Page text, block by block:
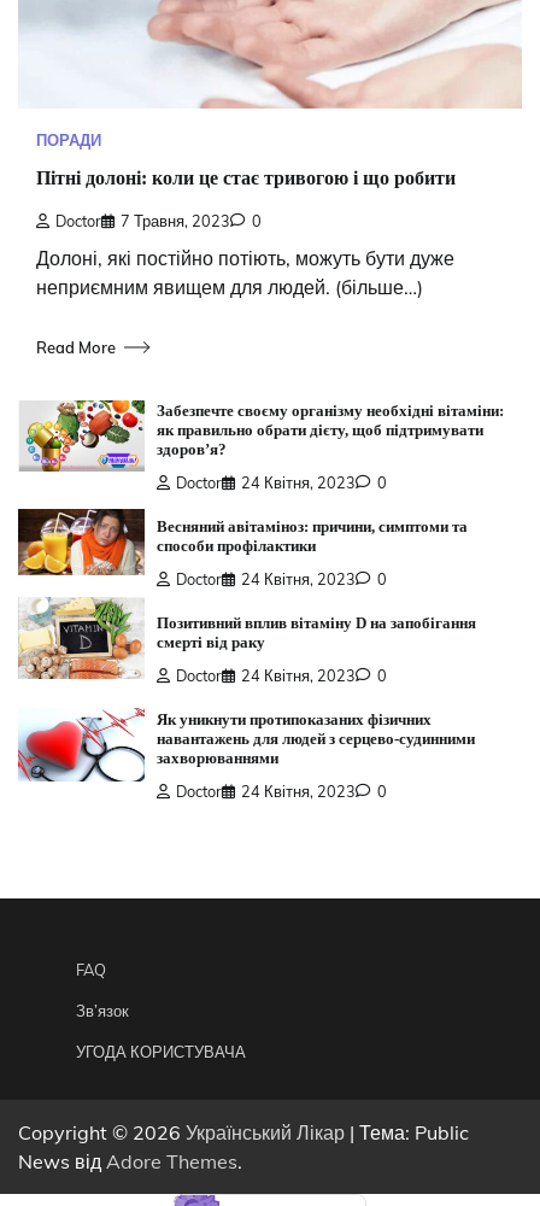
ПОРАДИ
Пітні долоні: коли це стає тривогою і що робити
Doctor 7 Травня, 2023 0
Долоні, які постійно потіють, можуть бути дуже
неприємним явищем для людей. (більше…)
Read More
Забезпечте своєму організму необхідні вітаміни:
як правильно обрати дієту, щоб підтримувати
здоров’я?
Doctor 24 Квітня, 2023 0
Весняний авітаміноз: причини, симптоми та
способи профілактики
Doctor 24 Квітня, 2023 0
Позитивний вплив вітаміну D на запобігання
смерті від раку
Doctor 24 Квітня, 2023 0
Як уникнути протипоказаних фізичних
навантажень для людей з серцево-судинними
захворюваннями
Doctor 24 Квітня, 2023 0
FAQ
Зв’язок
УГОДА КОРИСТУВАЧА
Copyright © 2026 Український Лікар | Тема: Public
News від Adore Themes.